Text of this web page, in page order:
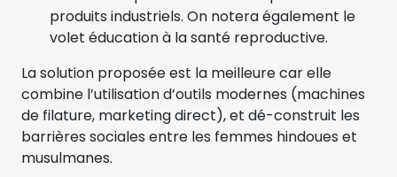
produits industriels. On notera également le
volet éducation à la santé reproductive.
La solution proposée est la meilleure car elle
combine l’utilisation d’outils modernes (machines
de filature, marketing direct), et dé-construit les
barrières sociales entre les femmes hindoues et
musulmanes.